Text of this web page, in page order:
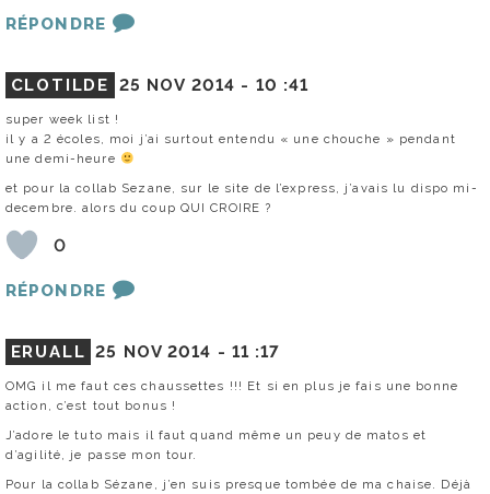
RÉPONDRE
CLOTILDE 25 NOV 2014 - 10 :41
super week list !
il y a 2 écoles, moi j’ai surtout entendu « une chouche » pendant
une demi-heure
et pour la collab Sezane, sur le site de l’express, j’avais lu dispo mi-
decembre. alors du coup QUI CROIRE ?
0
RÉPONDRE
ERUALL 25 NOV 2014 - 11 :17
OMG il me faut ces chaussettes !!! Et si en plus je fais une bonne
action, c’est tout bonus !
J’adore le tuto mais il faut quand même un peuy de matos et
d’agilité, je passe mon tour.
Pour la collab Sézane, j’en suis presque tombée de ma chaise. Déjà